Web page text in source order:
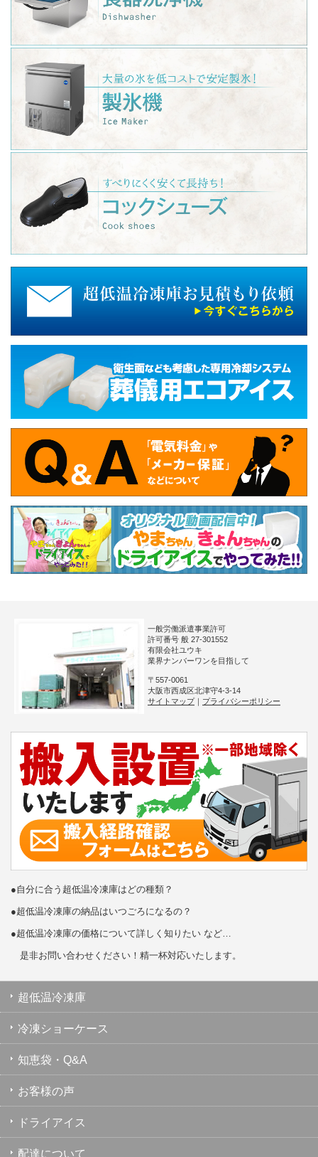
一般労働派遣事業許可
許可番号 般 27-301552
有限会社ユウキ
業界ナンバーワンを目指して
〒557-0061
大阪市西成区北津守4-3-14
サイトマップ
プライバシーポリシー
●自分に合う超低温冷凍庫はどの種類？
●超低温冷凍庫の納品はいつごろになるの？
●超低温冷凍庫の価格について詳しく知りたい など…
是非お問い合わせください！精一杯対応いたします。
超低温冷凍庫
冷凍ショーケース
知恵袋・Q&A
お客様の声
ドライアイス
配達について